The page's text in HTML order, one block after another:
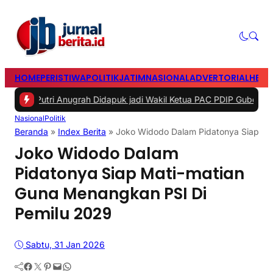
HOMEPERISTIWAPOLITIKJATIMNASIONALADVERTORIAL
Didapuk jadi Wakil Ketua PAC PDIP Gubeng Surabaya
NasionalPolitik
Beranda » Index Berita » Joko Widodo Dalam Pidatonya Siap
Joko Widodo Dalam
Pidatonya Siap Mati-matian
Guna Menangkan PSI Di
Pemilu 2029
Sabtu, 31 Jan 2026
Facebook Twitter Pinterest Mail WhatsApp